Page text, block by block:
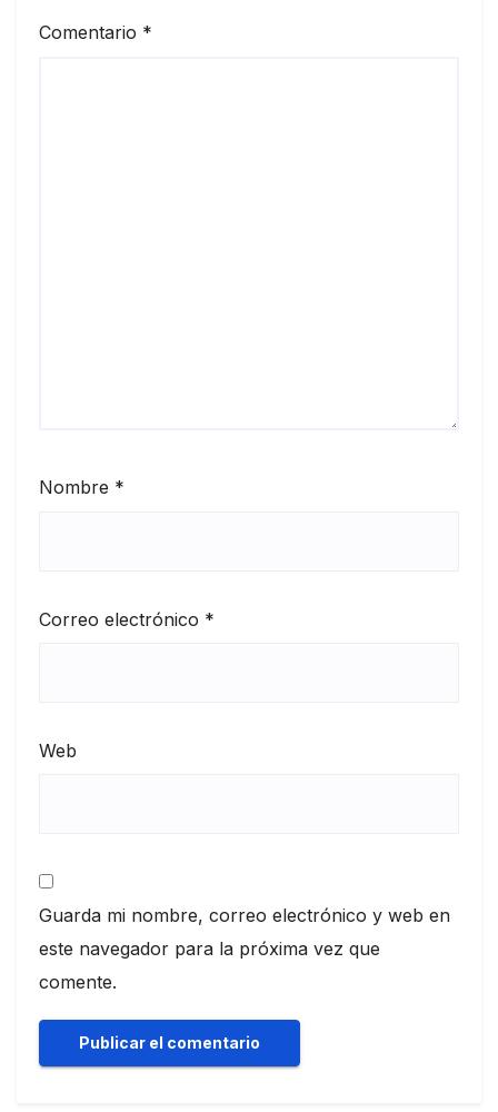
Comentario *
Nombre *
Correo electrónico *
Web
Guarda mi nombre, correo electrónico y web en
este navegador para la próxima vez que
comente.